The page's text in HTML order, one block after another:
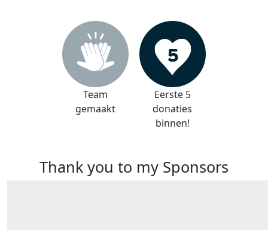
Team
gemaakt
Eerste 5
donaties
binnen!
Thank you to my Sponsors